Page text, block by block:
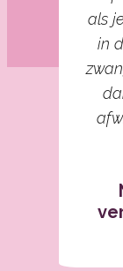
als
in